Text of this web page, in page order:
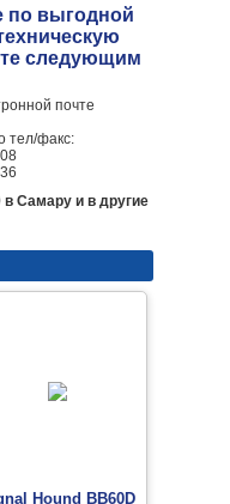
по выгодной
следующим
почте
тел/факс:
Самару и в другие
Hound BB60D